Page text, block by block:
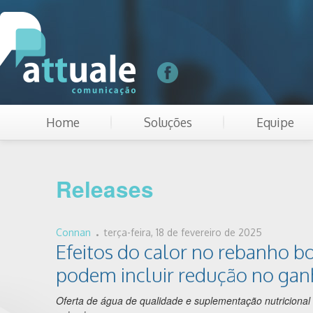
Home Soluções Equipe
Releases
Connan . terça-feira, 18 de fevereiro de 2025
Efeitos do calor no rebanho
podem incluir redução no
Oferta de água de qualidade e suplementação